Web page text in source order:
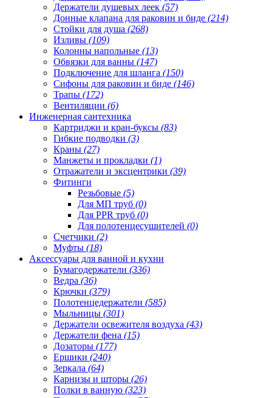
Держатели душевых леек (57)
Донные клапана для раковин и биде (214)
Стойки для душа (268)
Изливы (109)
Колонны напольные (13)
Обвязки для ванны (147)
Подключение для шланга (150)
Сифоны для раковин и биде (146)
Трапы (172)
Вентиляции (6)
Инженерная сантехника
Картриджи и кран-буксы (83)
Гибкие подводки (3)
Краны (27)
Манжеты и прокладки (1)
Отражатели и эксцентрики (39)
Фитинги
Резьбовые (5)
Для МП труб (0)
Для PPR труб (0)
Для полотенцесушителей (0)
Счетчики (2)
Муфты (18)
Аксессуары для ванной и кухни
Бумагодержатели (336)
Ведра (36)
Крючки (379)
Полотенцедержатели (585)
Мыльницы (301)
Держатели освежителя воздуха (43)
Держатели фена (15)
Дозаторы (177)
Ершики (240)
Зеркала (64)
Карнизы и шторы (26)
Полки в ванную (323)